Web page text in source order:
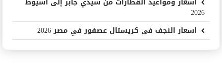
أسعار ومواعيد القطارات من سيدي جابر إلى أسيوط
2026
اسعار النجف فى كريستال عصفور في مصر 2026